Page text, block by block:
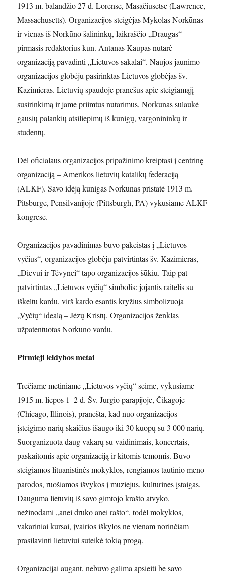
1913 m. balandžio 27 d. Lorense, Masačiusetse (Lawrence,
Massachusetts). Organizacijos steigėjas Mykolas Norkūnas
ir vienas iš Norkūno šalininkų, laikraščio „Draugas“
pirmasis redaktorius kun. Antanas Kaupas nutarė
organizaciją pavadinti „Lietuvos sakalai“. Naujos jaunimo
organizacijos globėju pasirinktas Lietuvos globėjas šv.
Kazimieras. Lietuvių spaudoje pranešus apie steigiamąjį
susirinkimą ir jame priimtus nutarimus, Norkūnas sulaukė
gausių palankių atsiliepimų iš kunigų, vargonininkų ir
studentų.
Dėl oficialaus organizacijos pripažinimo kreiptasi į centrinę
organizaciją – Amerikos lietuvių katalikų federaciją
(ALKF). Savo idėją kunigas Norkūnas pristatė 1913 m.
Pitsburge, Pensilvanijoje (Pittsburgh, PA) vykusiame ALKF
kongrese.
Organizacijos pavadinimas buvo pakeistas į „Lietuvos
vyčius“, organizacijos globėju patvirtintas šv. Kazimieras,
„Dievui ir Tėvynei“ tapo organizacijos šūkiu. Taip pat
patvirtintas „Lietuvos vyčių“ simbolis: jojantis raitelis su
iškeltu kardu, virš kardo esantis kryžius simbolizuoja
„Vyčių“ idealą – Jėzų Kristų. Organizacijos ženklas
užpatentuotas Norkūno vardu.
Pirmieji leidybos metai
Trečiame metiniame „Lietuvos vyčių“ seime, vykusiame
1915 m. liepos 1–2 d. Šv. Jurgio parapijoje, Čikagoje
(Chicago, Illinois), pranešta, kad nuo organizacijos
įsteigimo narių skaičius išaugo iki 30 kuopų su 3 000 narių.
Suorganizuota daug vakarų su vaidinimais, koncertais,
paskaitomis apie organizaciją ir kitomis temomis. Buvo
steigiamos lituanistinės mokyklos, rengiamos tautinio meno
parodos, ruošiamos išvykos į muziejus, kultūrines įstaigas.
Dauguma lietuvių iš savo gimtojo krašto atvyko,
nežinodami „anei druko anei rašto“, todėl mokyklos,
vakariniai kursai, įvairios iškylos ne vienam norinčiam
prasilavinti lietuviui suteikė tokią progą.
Organizacijai augant, nebuvo galima apsieiti be savo